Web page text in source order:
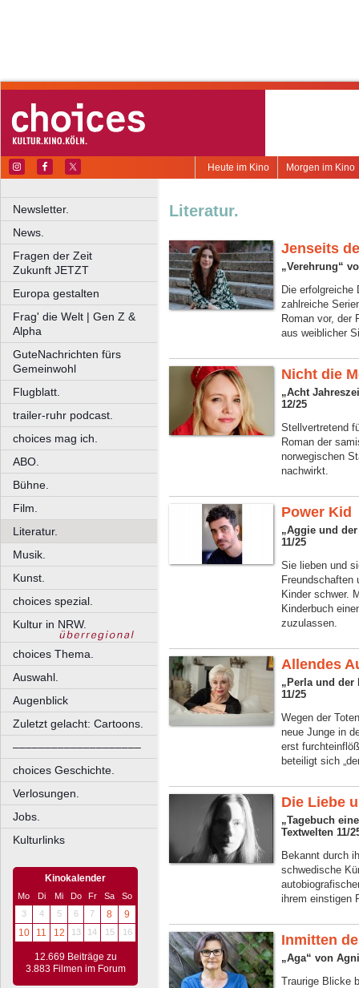
Morgen im Kino
Heute im Kino
Newsletter.
News.
Fragen der Zeit
Zukunft JETZT
Europa gestalten
Frag' die Welt | Gen Z &
Alpha
GuteNachrichten fürs
Gemeinwohl
Flugblatt.
trailer-ruhr podcast.
choices mag ich.
ABO.
Bühne.
Film.
Literatur.
Musik.
Kunst.
choices spezial.
Kultur in NRW.
choices Thema.
Auswahl.
Augenblick
Zuletzt gelacht: Cartoons.
––––––––––––––––––––
choices Geschichte.
Verlosungen.
Jobs.
Kulturlinks
Kinokalender
Mo Di Mi Do Fr Sa
So
3
4 5 6 7 8
9
10
11 12 13 14 15 16
12.669 Beiträge zu
3.883 Filmen im Forum
Literatur.
Jenseits
„Verehrung“
Die erfolgreiche
zahlreiche
Roman vor, der
aus weiblicher
Nicht die
„Acht
12/25
Stellvertretend
Roman der
norwegischen
nachwirkt.
Power Kid
„Aggie und
11/25
Sie lieben und
Freundschaften
Kinder schwer.
Kinderbuch
zuzulassen.
Allendes
„Perla und der
11/25
Wegen der
neue Junge in
erst
beteiligt sich
Die Liebe
„Tagebuch
Textwelten 11/
Bekannt durch
schwedische
ihrem einstigen
Inmitten
„Aga“ von
Traurige Blicke